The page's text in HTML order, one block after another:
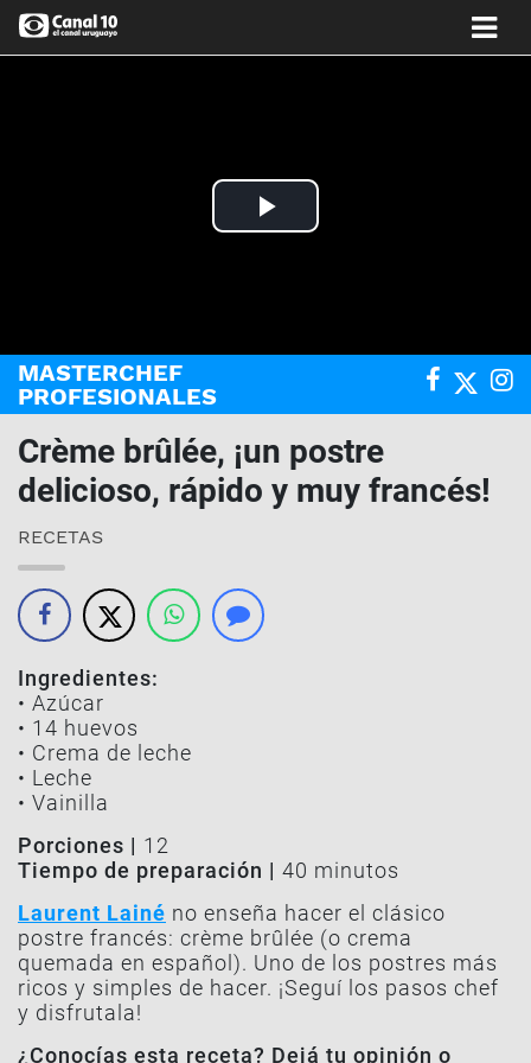
Play
MASTERCHEF
PROFESIONALES
Crème brûlée, ¡un postre
delicioso, rápido y muy francés!
RECETAS
Ingredientes:
• Azúcar
• 14 huevos
• Crema de leche
• Leche
• Vainilla
Porciones | 12
Tiempo de preparación | 40 minutos
Laurent Lainé no enseña hacer el clásico
postre francés: crème brûlée (o crema
quemada en español). Uno de los postres más
ricos y simples de hacer. ¡Seguí los pasos chef
y disfrutala!
¿Conocías esta receta? Dejá tu opinión o